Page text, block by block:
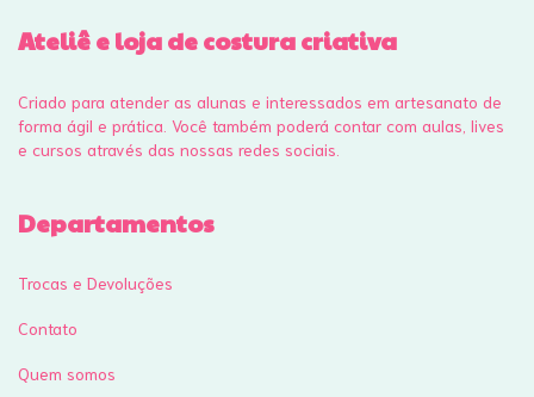
Ateliê e loja de costura criativa
Criado para atender as alunas e interessados em artesanato de
forma ágil e prática. Você também poderá contar com aulas, lives
e cursos através das nossas redes sociais.
Departamentos
Trocas e Devoluções
Contato
Quem somos